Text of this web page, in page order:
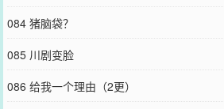
084 猪脑袋？
085 川剧变脸
086 给我一个理由（2更）